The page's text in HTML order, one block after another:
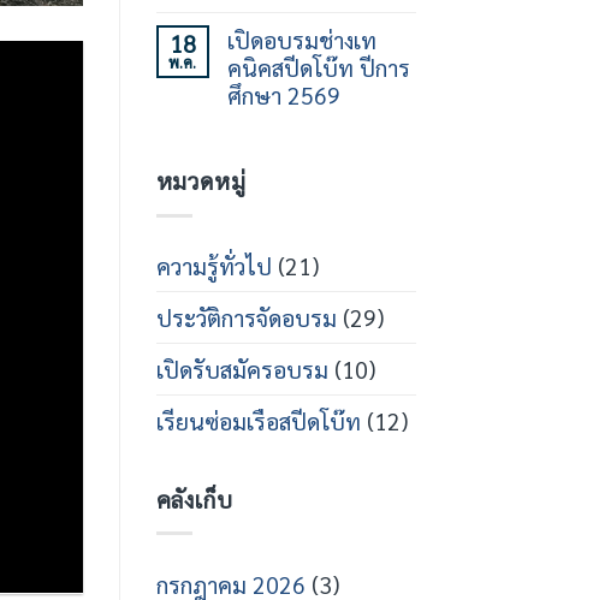
เร็ว
นาม
หลักสูตร
วิศวกรรม
สาย
เรือ
ความ
เห็น
บน
MOU
ร่วม
กร
สาย
โบ๊ท
18
พ.ค.
เปิดอบรมช่างเท
คนิคสปีดโบ๊ท ปีการ
ศึกษา 2569
บน
เปิด
เท
คนิคส
โบ๊ท
ปี
ศึกษา
หมวดหมู่
ความรู้ทั่วไป (21)
ประวัติการจัดอบรม (29)
เปิดรับสมัครอบรม (10)
เรียนซ่อมเรือสปีดโบ๊ท (12)
คลังเก็บ
กรกฎาคม 2026 (3)